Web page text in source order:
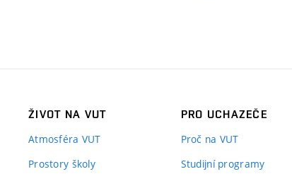
ŽIVOT NA VUT
Atmosféra VUT
Prostory školy
PRO UCHAZEČE
Proč na VUT
Studijní programy